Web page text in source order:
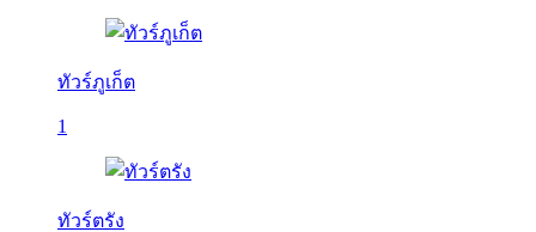
ทัวร์ภูเก็ต
1
ทัวร์ตรัง